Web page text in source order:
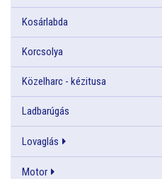
Kosárlabda
Korcsolya
Közelharc - kézitusa
Ladbarúgás
Lovaglás
Motor